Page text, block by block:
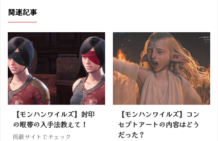
関連記事
【モンハンワイルズ】封印
の眼帯の入手法教えて！
掲載サイトでチェック
【モンハンワイルズ】コン
セプトアートの内容はどう
だった？